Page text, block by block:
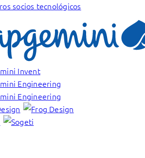
socios tecnológicos